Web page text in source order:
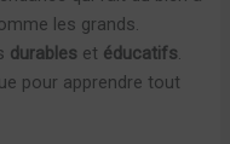
les grands.
durables et éducatifs.
pour apprendre tout